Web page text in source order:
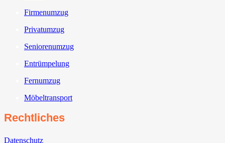
Firmenumzug
Privatumzug
Seniorenumzug
Entrümpelung
Fernumzug
Möbeltransport
Rechtliches
Datenschutz